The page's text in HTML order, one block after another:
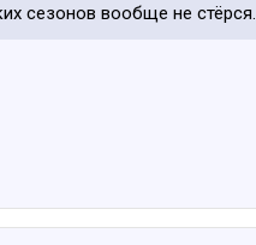
сезонов вообще не стёрся.